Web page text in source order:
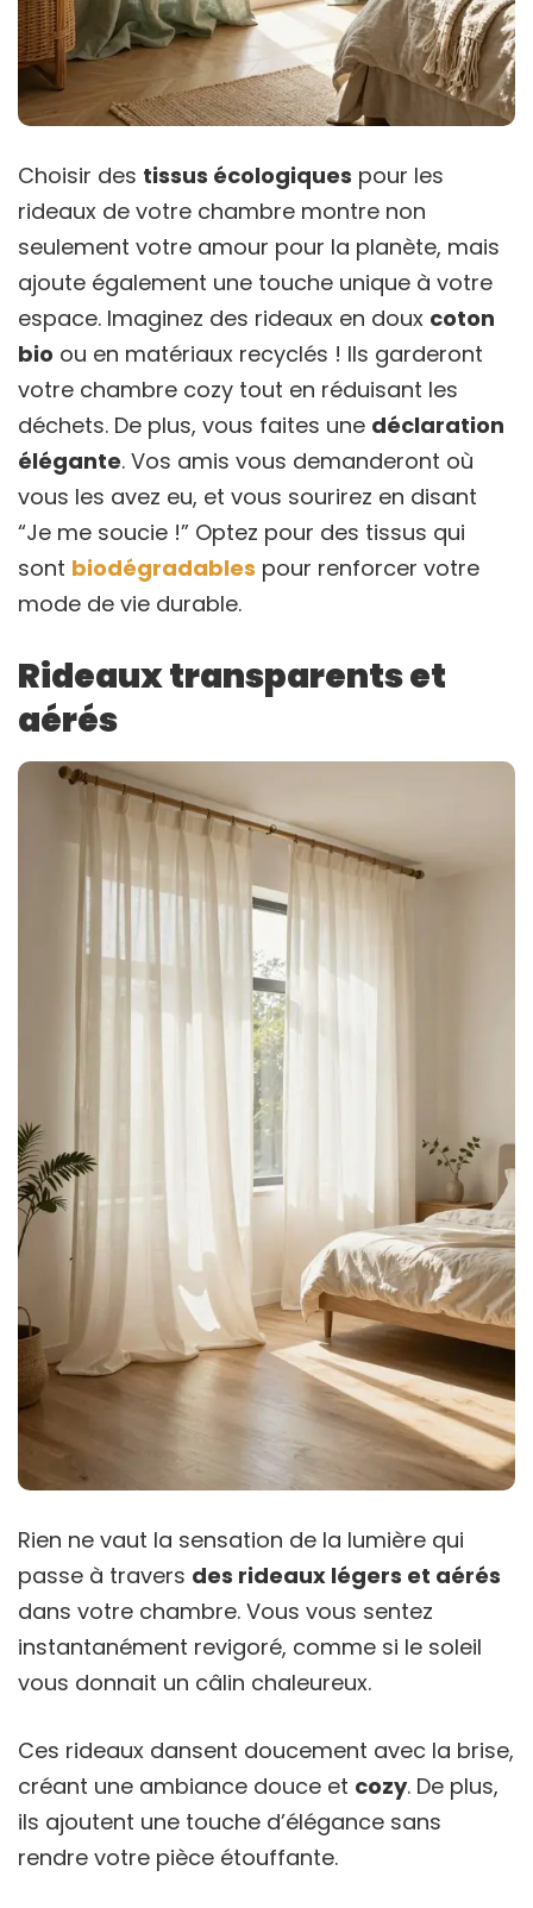
Choisir des tissus écologiques pour les
rideaux de votre chambre montre non
seulement votre amour pour la planète, mais
ajoute également une touche unique à votre
espace. Imaginez des rideaux en doux coton
bio ou en matériaux recyclés ! Ils garderont
votre chambre cozy tout en réduisant les
déchets. De plus, vous faites une déclaration
élégante. Vos amis vous demanderont où
vous les avez eu, et vous sourirez en disant
“Je me soucie !” Optez pour des tissus qui
sont biodégradables pour renforcer votre
mode de vie durable.
Rideaux transparents et
aérés
Rien ne vaut la sensation de la lumière qui
passe à travers des rideaux légers et aérés
dans votre chambre. Vous vous sentez
instantanément revigoré, comme si le soleil
vous donnait un câlin chaleureux.
Ces rideaux dansent doucement avec la brise,
créant une ambiance douce et cozy. De plus,
ils ajoutent une touche d’élégance sans
rendre votre pièce étouffante.